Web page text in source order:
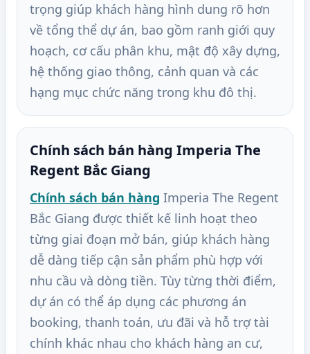
trọng giúp khách hàng hình dung rõ hơn
về tổng thể dự án, bao gồm ranh giới quy
hoạch, cơ cấu phân khu, mật độ xây dựng,
hệ thống giao thông, cảnh quan và các
hạng mục chức năng trong khu đô thị.
Chính sách bán hàng Imperia The
Regent Bắc Giang
Chính sách bán hàng Imperia The Regent
Bắc Giang được thiết kế linh hoạt theo
từng giai đoạn mở bán, giúp khách hàng
dễ dàng tiếp cận sản phẩm phù hợp với
nhu cầu và dòng tiền. Tùy từng thời điểm,
dự án có thể áp dụng các phương án
booking, thanh toán, ưu đãi và hỗ trợ tài
chính khác nhau cho khách hàng an cư,